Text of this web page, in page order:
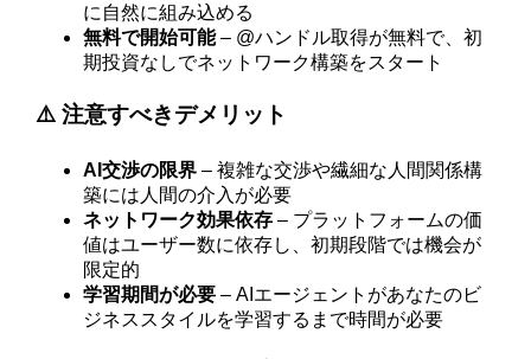
に自然に組み込める
無料で開始可能– @ハンドル取得が無料で、初
期投資なしでネットワーク構築をスタート
⚠️ 注意すべきデメリット
AI交渉の限界 – 複雑な交渉や繊細な人間関係構
築には人間の介入が必要
ネットワーク効果依存 – プラットフォームの価
値はユーザー数に依存し、初期段階では機会が
限定的
学習期間が必要 – AIエージェントがあなたのビ
ジネススタイルを学習するまで時間が必要